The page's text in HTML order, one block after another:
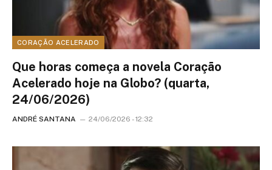
CORAÇÃO ACELERADO
Que horas começa a novela Coração
Acelerado hoje na Globo? (quarta,
24/06/2026)
ANDRÉ SANTANA 24/06/2026 - 12:32